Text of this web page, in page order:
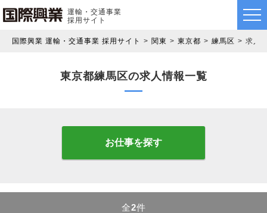
運輸・交通事業
採用サイト
国際興業 運輸・交通事業 採用サイト 関東 東京都 練馬区 求人
東京都練馬区の求人情報一覧
お仕事を探す
全2件